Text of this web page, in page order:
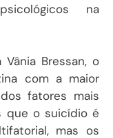
na
Bressan, o
com a maior
fatores mais
que o suicídio é
mas os